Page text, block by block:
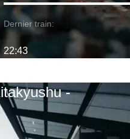
Dernier train:
22:43
-